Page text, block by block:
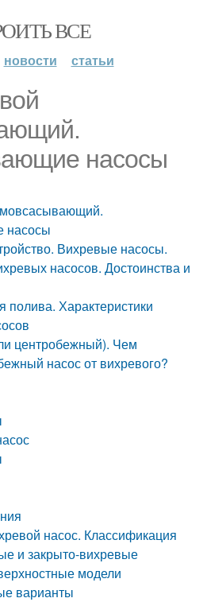
ВСЕ
новости статьи
насосы
насосы
Вихревые насосы.
насосов. Достоинства и
полива. Характеристики
центробежный). Чем
насос от вихревого?
насос. Классификация
и закрыто-вихревые
модели
варианты